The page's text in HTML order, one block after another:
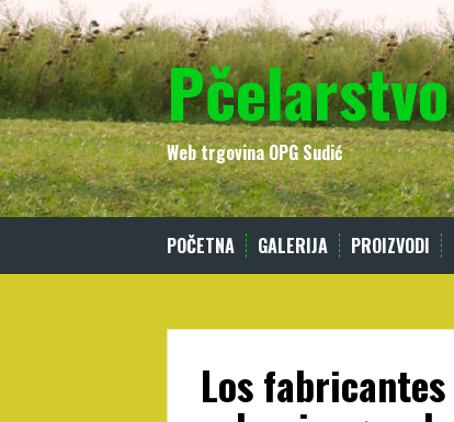
Skip
to
content
Web trgovina OPG Sudić
POČETNA GALERIJA PROIZVODI
Los